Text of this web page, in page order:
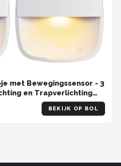
met Bewegingssensor - 3
en Trapverlichting
op Batterij
BEKIJK OP BOL